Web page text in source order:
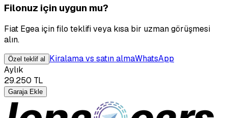
Filonuz için uygun mu?
Fiat Egea için filo teklifi veya kısa bir uzman görüşmesi
alın.
Özel teklif al Kiralama vs satın almaWhatsApp
Aylık
29.250 TL
Garaja Ekle